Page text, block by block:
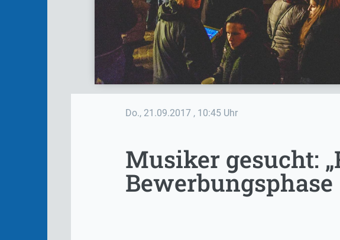
Do., 21.09.2017 , 10:45 Uhr
Musiker gesucht:
Bewerbungsphase